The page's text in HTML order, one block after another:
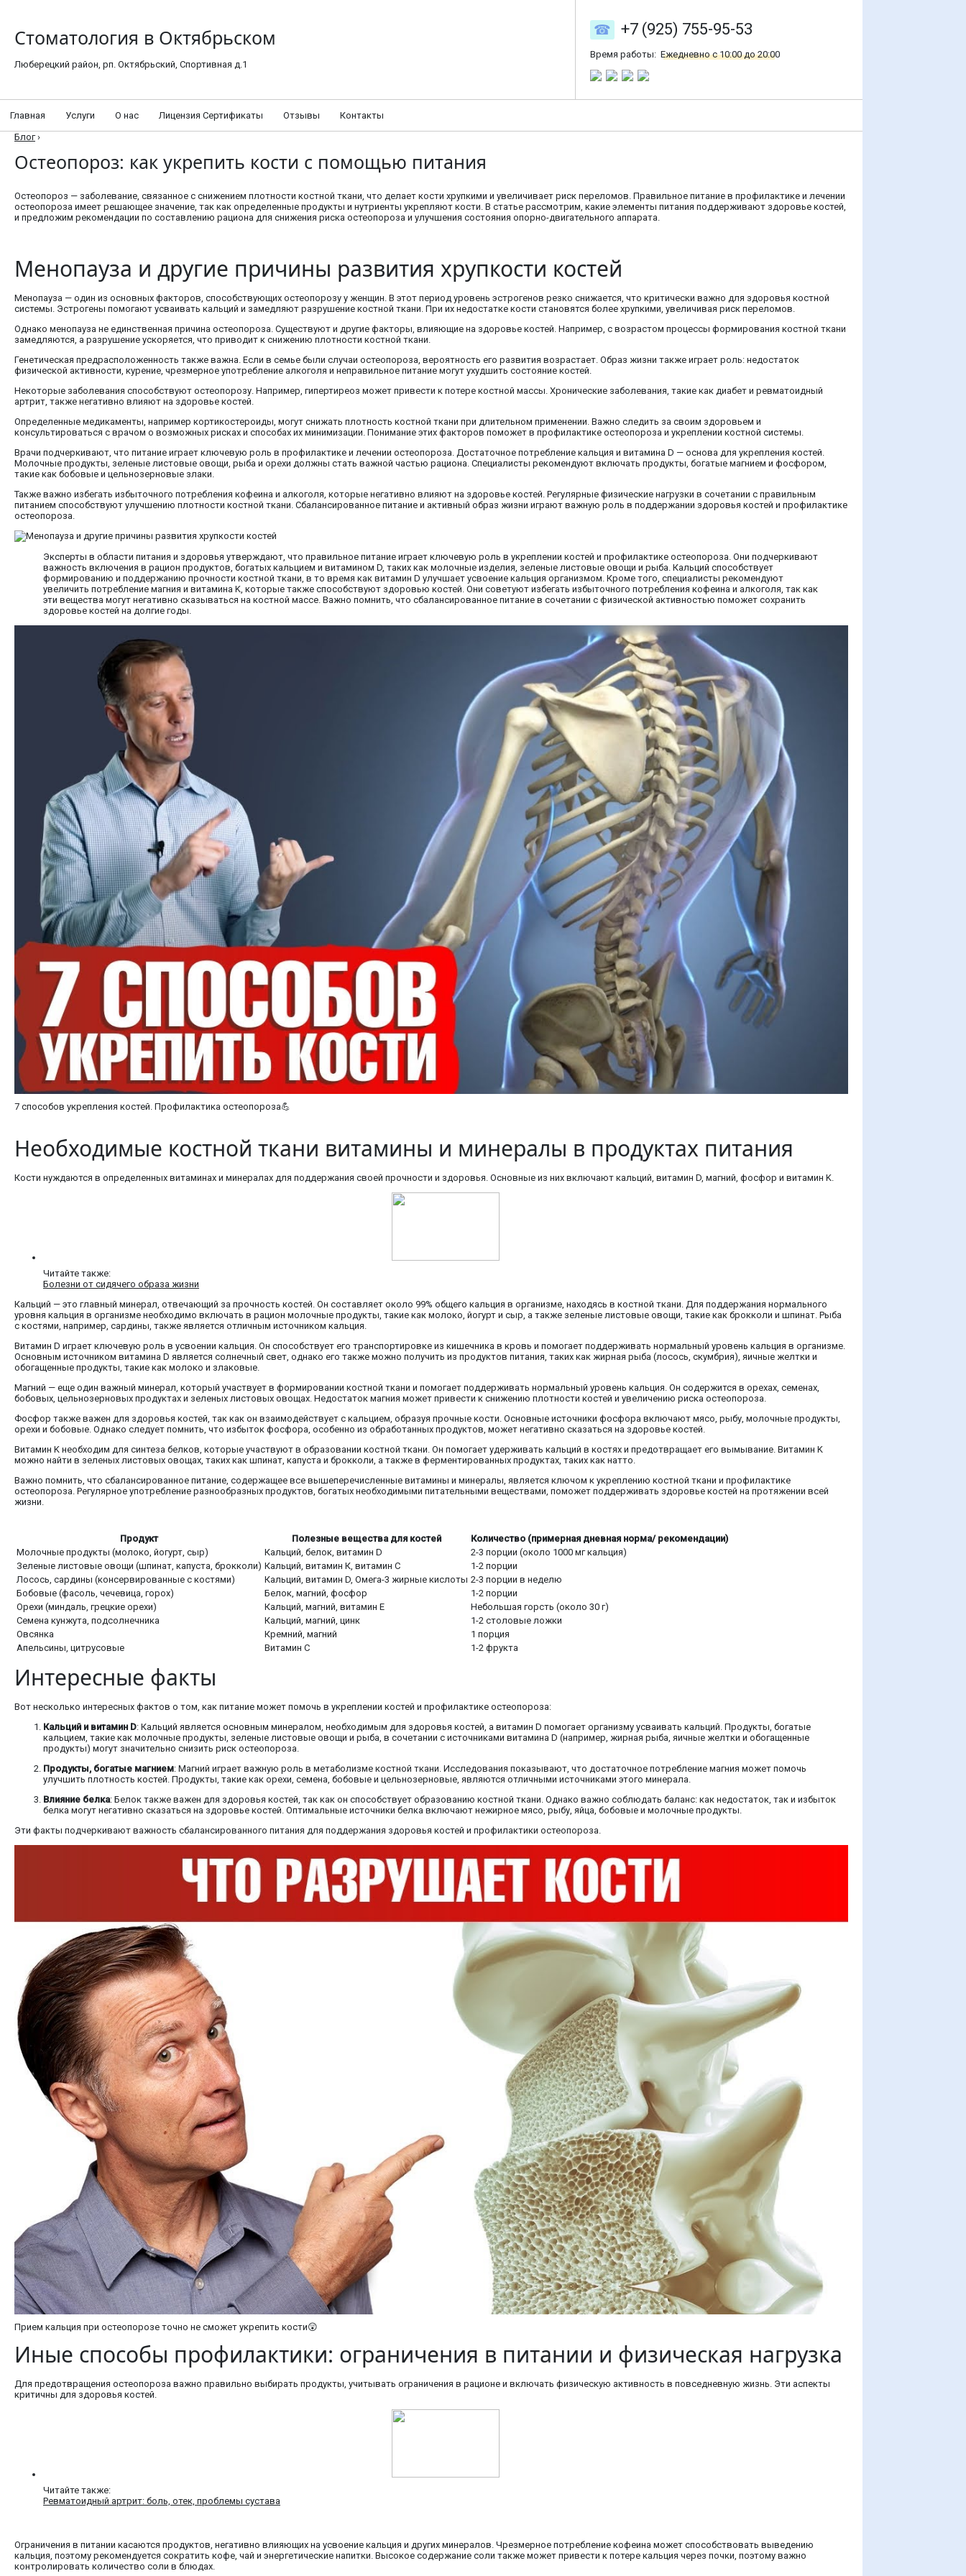
Стоматология в Октябрьском
Люберецкий район, рп. Октябрьский, Спортивная д.1
+7 (925) 755-95-53
Время работы: Ежедневно с 10:00 до 20:00
Главная Услуги О нас Лицензия Сертификаты Отзывы
Контакты
Блог ›
Остеопороз: как укрепить кости с помощью питания
Остеопороз — заболевание, связанное с снижением плотности костной ткани, что делает кости хрупкими и увеличивает риск переломов. Правильное питание в профилактике и лечении
остеопороза имеет решающее значение, так как определенные продукты и нутриенты укрепляют кости. В статье рассмотрим, какие элементы питания поддерживают здоровье костей,
и предложим рекомендации по составлению рациона для снижения риска остеопороза и улучшения состояния опорно-двигательного аппарата.
Менопауза и другие причины развития хрупкости костей
Менопауза — один из основных факторов, способствующих остеопорозу у женщин. В этот период уровень эстрогенов резко снижается, что критически важно для здоровья костной
системы. Эстрогены помогают усваивать кальций и замедляют разрушение костной ткани. При их недостатке кости становятся более хрупкими, увеличивая риск переломов.
Однако менопауза не единственная причина остеопороза. Существуют и другие факторы, влияющие на здоровье костей. Например, с возрастом процессы формирования костной ткани
замедляются, а разрушение ускоряется, что приводит к снижению плотности костной ткани.
Генетическая предрасположенность также важна. Если в семье были случаи остеопороза, вероятность его развития возрастает. Образ жизни также играет роль: недостаток
физической активности, курение, чрезмерное употребление алкоголя и неправильное питание могут ухудшить состояние костей.
Некоторые заболевания способствуют остеопорозу. Например, гипертиреоз может привести к потере костной массы. Хронические заболевания, такие как диабет и ревматоидный
артрит, также негативно влияют на здоровье костей.
Определенные медикаменты, например кортикостероиды, могут снижать плотность костной ткани при длительном применении. Важно следить за своим здоровьем и
консультироваться с врачом о возможных рисках и способах их минимизации. Понимание этих факторов поможет в профилактике остеопороза и укреплении костной системы.
Врачи подчеркивают, что питание играет ключевую роль в профилактике и лечении остеопороза. Достаточное потребление кальция и витамина D — основа для укрепления костей.
Молочные продукты, зеленые листовые овощи, рыба и орехи должны стать важной частью рациона. Специалисты рекомендуют включать продукты, богатые магнием и фосфором,
такие как бобовые и цельнозерновые злаки.
Также важно избегать избыточного потребления кофеина и алкоголя, которые негативно влияют на здоровье костей. Регулярные физические нагрузки в сочетании с правильным
питанием способствуют улучшению плотности костной ткани. Сбалансированное питание и активный образ жизни играют важную роль в поддержании здоровья костей и профилактике
остеопороза.
Эксперты в области питания и здоровья утверждают, что правильное питание играет ключевую роль в укреплении костей и профилактике остеопороза. Они подчеркивают
важность включения в рацион продуктов, богатых кальцием и витамином D, таких как молочные изделия, зеленые листовые овощи и рыба. Кальций способствует
формированию и поддержанию прочности костной ткани, в то время как витамин D улучшает усвоение кальция организмом. Кроме того, специалисты рекомендуют
увеличить потребление магния и витамина K, которые также способствуют здоровью костей. Они советуют избегать избыточного потребления кофеина и алкоголя, так как
эти вещества могут негативно сказываться на костной массе. Важно помнить, что сбалансированное питание в сочетании с физической активностью поможет сохранить
здоровье костей на долгие годы.
7 способов укрепления костей. Профилактика остеопороза💪
Необходимые костной ткани витамины и минералы в продуктах питания
Кости нуждаются в определенных витаминах и минералах для поддержания своей прочности и здоровья. Основные из них включают кальций, витамин D, магний, фосфор и витамин K.
Читайте также:
Болезни от сидячего образа жизни
Кальций — это главный минерал, отвечающий за прочность костей. Он составляет около 99% общего кальция в организме, находясь в костной ткани. Для поддержания нормального
уровня кальция в организме необходимо включать в рацион молочные продукты, такие как молоко, йогурт и сыр, а также зеленые листовые овощи, такие как брокколи и шпинат. Рыба
с костями, например, сардины, также является отличным источником кальция.
Витамин D играет ключевую роль в усвоении кальция. Он способствует его транспортировке из кишечника в кровь и помогает поддерживать нормальный уровень кальция в организме.
Основным источником витамина D является солнечный свет, однако его также можно получить из продуктов питания, таких как жирная рыба (лосось, скумбрия), яичные желтки и
обогащенные продукты, такие как молоко и злаковые.
Магний — еще один важный минерал, который участвует в формировании костной ткани и помогает поддерживать нормальный уровень кальция. Он содержится в орехах, семенах,
бобовых, цельнозерновых продуктах и зеленых листовых овощах. Недостаток магния может привести к снижению плотности костей и увеличению риска остеопороза.
Фосфор также важен для здоровья костей, так как он взаимодействует с кальцием, образуя прочные кости. Основные источники фосфора включают мясо, рыбу, молочные продукты,
орехи и бобовые. Однако следует помнить, что избыток фосфора, особенно из обработанных продуктов, может негативно сказаться на здоровье костей.
Витамин K необходим для синтеза белков, которые участвуют в образовании костной ткани. Он помогает удерживать кальций в костях и предотвращает его вымывание. Витамин K
можно найти в зеленых листовых овощах, таких как шпинат, капуста и брокколи, а также в ферментированных продуктах, таких как натто.
Важно помнить, что сбалансированное питание, содержащее все вышеперечисленные витамины и минералы, является ключом к укреплению костной ткани и профилактике
остеопороза. Регулярное употребление разнообразных продуктов, богатых необходимыми питательными веществами, поможет поддерживать здоровье костей на протяжении всей
жизни.
Продукт Полезные вещества для костей
Количество (примерная дневная норма/ рекомендации)
Молочные продукты (молоко, йогурт, сыр)
Кальций, белок, витамин D
2-3 порции (около 1000 мг кальция)
Зеленые листовые овощи (шпинат, капуста, брокколи) Кальций, витамин К, витамин С
1-2 порции
Лосось, сардины (консервированные с костями)
Кальций, витамин D, Омега-3 жирные кислоты 2-3 порции в неделю
Бобовые (фасоль, чечевица, горох)
Белок, магний, фосфор
1-2 порции
Орехи (миндаль, грецкие орехи)
Кальций, магний, витамин Е
Небольшая горсть (около 30 г)
Семена кунжута, подсолнечника
Кальций, магний, цинк
1-2 столовые ложки
Овсянка
Кремний, магний
1 порция
Апельсины, цитрусовые
Витамин С 1-2 фрукта
Интересные факты
Вот несколько интересных фактов о том, как питание может помочь в укреплении костей и профилактике остеопороза:
Кальций и витамин D: Кальций является основным минералом, необходимым для здоровья костей, а витамин D помогает организму усваивать кальций. Продукты, богатые
кальцием, такие как молочные продукты, зеленые листовые овощи и рыба, в сочетании с источниками витамина D (например, жирная рыба, яичные желтки и обогащенные
продукты) могут значительно снизить риск остеопороза.
Продукты, богатые магнием: Магний играет важную роль в метаболизме костной ткани. Исследования показывают, что достаточное потребление магния может помочь
улучшить плотность костей. Продукты, такие как орехи, семена, бобовые и цельнозерновые, являются отличными источниками этого минерала.
Влияние белка: Белок также важен для здоровья костей, так как он способствует образованию костной ткани. Однако важно соблюдать баланс: как недостаток, так и избыток
белка могут негативно сказаться на здоровье костей. Оптимальные источники белка включают нежирное мясо, рыбу, яйца, бобовые и молочные продукты.
Эти факты подчеркивают важность сбалансированного питания для поддержания здоровья костей и профилактики остеопороза.
Прием кальция при остеопорозе точно не сможет укрепить кости😲
Иные способы профилактики: ограничения в питании и физическая нагрузка
Для предотвращения остеопороза важно правильно выбирать продукты, учитывать ограничения в рационе и включать физическую активность в повседневную жизнь. Эти аспекты
критичны для здоровья костей.
Читайте также:
Ревматоидный артрит: боль, отек, проблемы сустава
Ограничения в питании касаются продуктов, негативно влияющих на усвоение кальция и других минералов. Чрезмерное потребление кофеина может способствовать выведению
кальция, поэтому рекомендуется сократить кофе, чай и энергетические напитки. Высокое содержание соли также может привести к потере кальция через почки, поэтому важно
контролировать количество соли в блюдах.